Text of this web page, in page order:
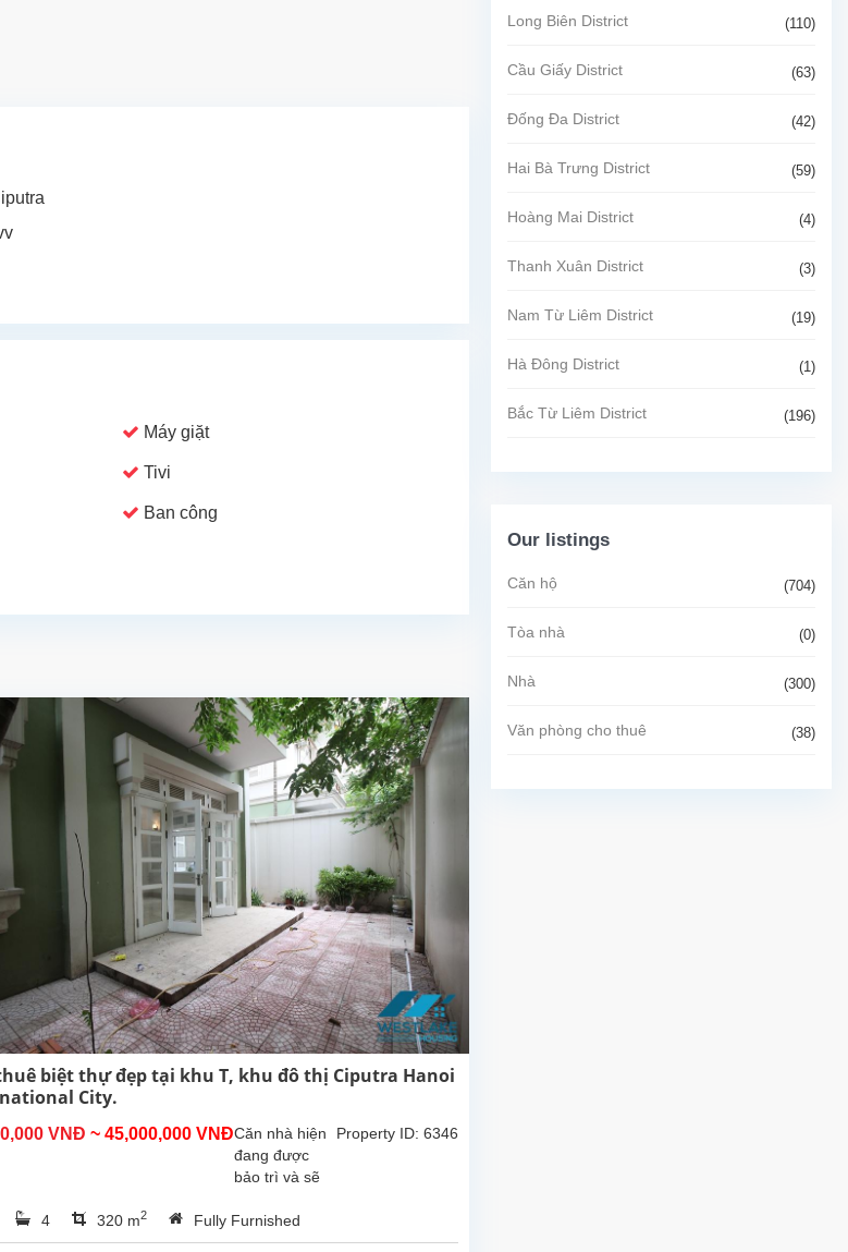
Máy giặt
Tivi
Ban công
biệt thự đẹp tại khu T, khu đô thị Ciputra Hanoi
City.
VNĐ ~ 45,000,000 VNĐ Property ID: 6346
Căn nhà hiện
đang được
bảo trì và sẽ
để khách thuê
dọn vào ở.
4 320 m2 Fully Furnished
Long Biên District (110)
Cầu Giấy District (63)
Đống Đa District (42)
Hai Bà Trưng District (59)
Hoàng Mai District (4)
Thanh Xuân District (3)
Nam Từ Liêm District (19)
Hà Đông District (1)
Bắc Từ Liêm District (196)
Our listings
Căn hộ (704)
Tòa nhà (0)
Nhà (300)
Văn phòng cho thuê (38)